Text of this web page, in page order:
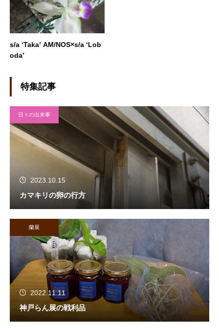
s/a ‘Taka’ AM/NOS×s/a ‘Lob
oda’
特集記事
日々の出来事
2023.10.15
カマキリの卵の行方
蘭展
2022.11.11
神戸らん展の戦利品